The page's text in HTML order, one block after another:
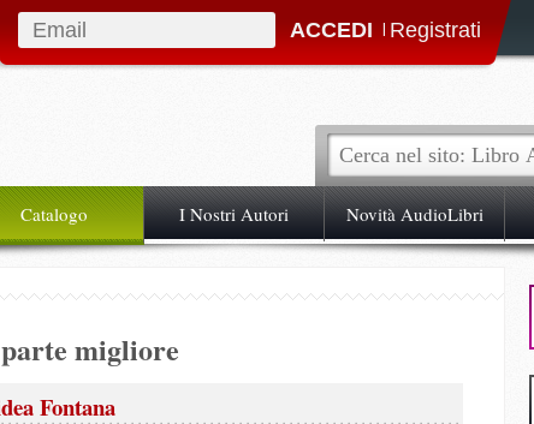
|
Catalogo I Nostri Autori Novità AudioLibri
migliore
Fontana